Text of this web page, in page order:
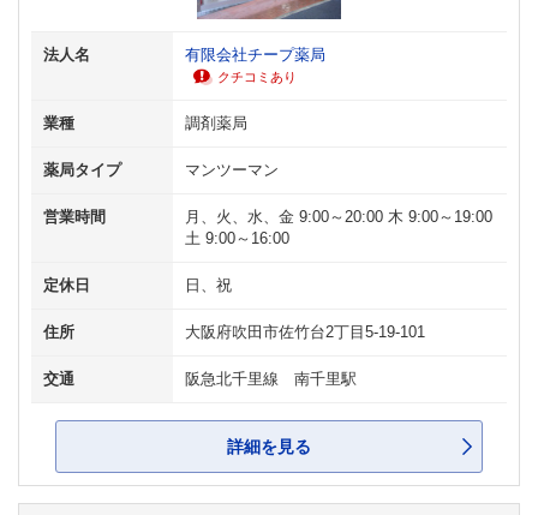
法人名 有限会社チープ薬局
クチコミあり
業種 調剤薬局
薬局タイプ マンツーマン
営業時間
月、火、水、金 9:00～20:00 木 9:00～19:00
土 9:00～16:00
定休日 日、祝
住所 大阪府吹田市佐竹台2丁目5-19-101
交通 阪急北千里線 南千里駅
詳細を見る